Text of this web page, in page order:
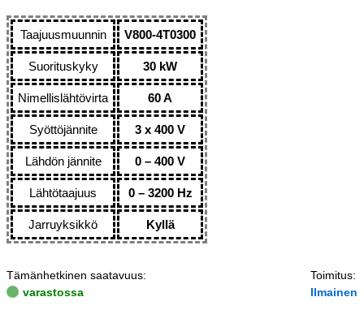
Taajuusmuunnin V800-4T0300
Suorituskyky 30 kW
Nimellislähtövirta 60 A
Syöttöjännite 3 x 400 V
Lähdön jännite 0 – 400 V
Lähtötaajuus 0 – 3200 Hz
Jarruyksikkö Kyllä
Tämänhetkinen saatavuus:
varastossa
Toimitus:
Ilmainen